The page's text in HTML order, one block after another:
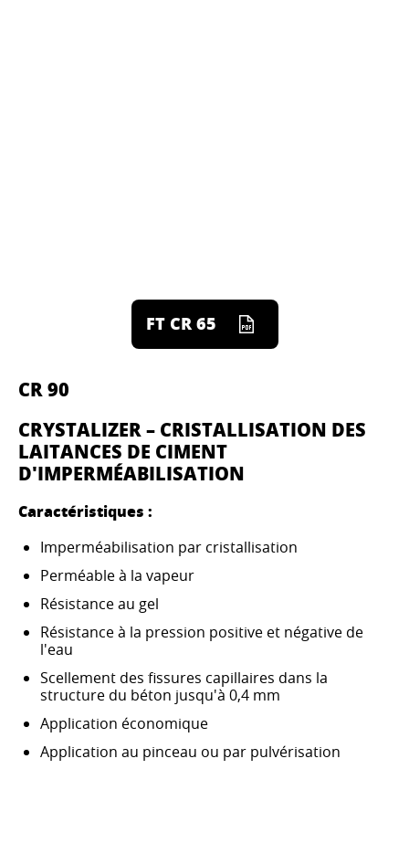
FT CR 65
CR 90
CRYSTALIZER – CRISTALLISATION DES
LAITANCES DE CIMENT
D'IMPERMÉABILISATION
Caractéristiques :
Imperméabilisation par cristallisation
Perméable à la vapeur
Résistance au gel
Résistance à la pression positive et négative de
l'eau
Scellement des fissures capillaires dans la
structure du béton jusqu'à 0,4 mm
Application économique
Application au pinceau ou par pulvérisation